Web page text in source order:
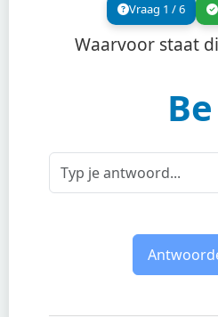
Vraag 1 /6
Waarvoor staat
Be